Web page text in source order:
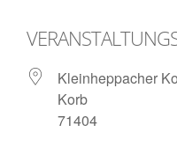
Kleinheppacher
Korb
71404